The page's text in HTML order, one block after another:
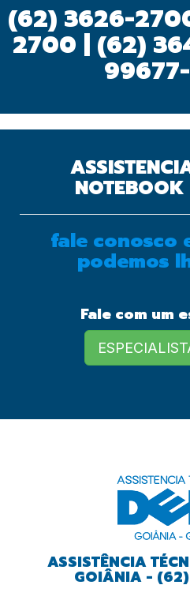
OK
(62) 3626-
2700 | (62)
fale conosco
podemos
Fale com um
ASSISTÊNCIA
GOIÂNIA -